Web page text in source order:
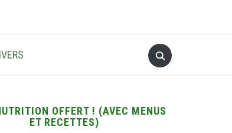
OFFERT ! (AVEC MENUS
ET RECETTES)